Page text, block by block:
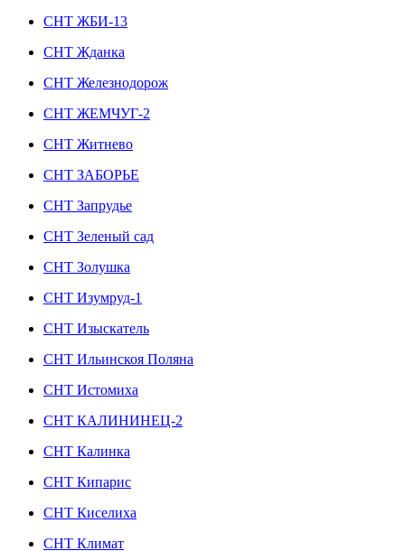
СНТ ЖБИ-13
СНТ Жданка
СНТ Железнодорож
СНТ ЖЕМЧУГ-2
СНТ Житнево
СНТ ЗАБОРЬЕ
СНТ Запрудье
СНТ Зеленый сад
СНТ Золушка
СНТ Изумруд-1
СНТ Изыскатель
СНТ Ильинскоя Поляна
СНТ Истомиха
СНТ КАЛИНИНЕЦ-2
СНТ Калинка
СНТ Кипарис
СНТ Киселиха
СНТ Климат